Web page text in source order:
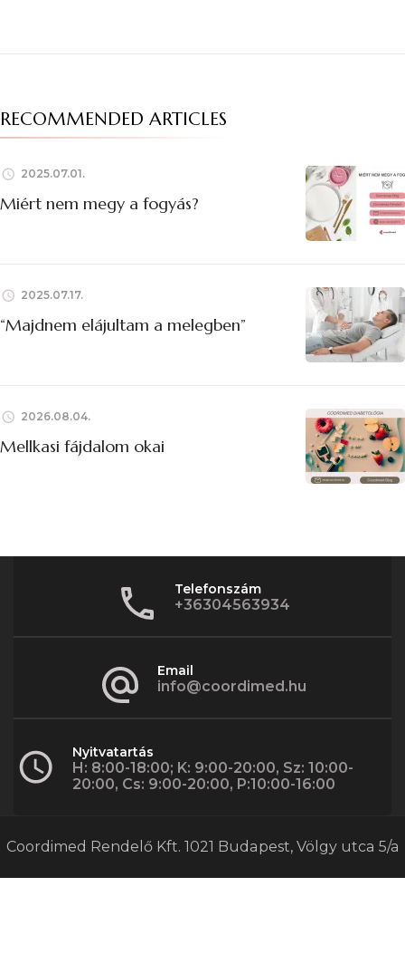
RECOMMENDED ARTICLES
2025.07.01.
Miért nem megy a fogyás?
2025.07.17.
“Majdnem elájultam a melegben”
2026.08.04.
Mellkasi fájdalom okai
Telefonszám
+36304563934
Email
info@coordimed.hu
Nyitvatartás
H: 8:00-18:00; K: 9:00-20:00, Sz: 10:00-
20:00, Cs: 9:00-20:00, P:10:00-16:00
Coordimed Rendelő Kft. 1021 Budapest, Völgy utca 5/a